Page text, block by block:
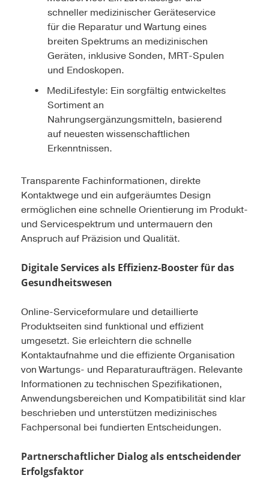
schneller medizinischer Geräteservice
für die Reparatur und Wartung eines
breiten Spektrums an medizinischen
Geräten, inklusive Sonden, MRT-Spulen
und Endoskopen.
MediLifestyle: Ein sorgfältig entwickeltes
Sortiment an
Nahrungsergänzungsmitteln, basierend
auf neuesten wissenschaftlichen
Erkenntnissen.
Transparente Fachinformationen, direkte
Kontaktwege und ein aufgeräumtes Design
ermöglichen eine schnelle Orientierung im Produkt-
und Servicespektrum und untermauern den
Anspruch auf Präzision und Qualität.
Digitale Services als Effizienz-Booster für das
Gesundheitswesen
Online-Serviceformulare und detaillierte
Produktseiten sind funktional und effizient
umgesetzt. Sie erleichtern die schnelle
Kontaktaufnahme und die effiziente Organisation
von Wartungs- und Reparaturaufträgen. Relevante
Informationen zu technischen Spezifikationen,
Anwendungsbereichen und Kompatibilität sind klar
beschrieben und unterstützen medizinisches
Fachpersonal bei fundierten Entscheidungen.
Partnerschaftlicher Dialog als entscheidender
Erfolgsfaktor